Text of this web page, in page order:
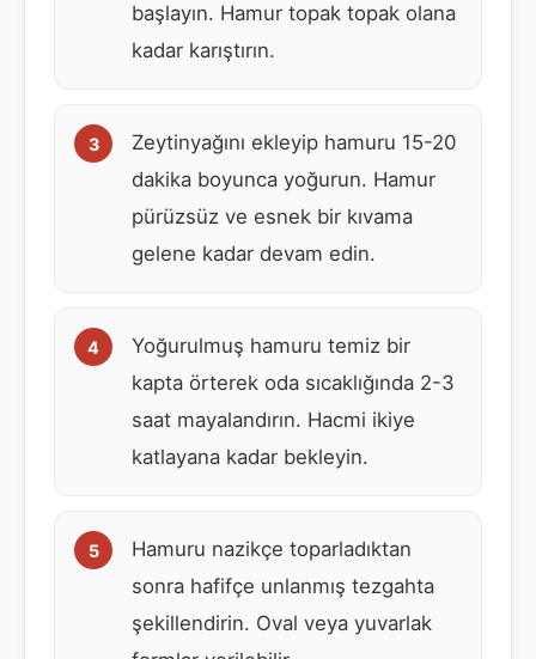
başlayın. Hamur topak topak olana
kadar karıştırın.
Zeytinyağını ekleyip hamuru 15-20
dakika boyunca yoğurun. Hamur
pürüzsüz ve esnek bir kıvama
gelene kadar devam edin.
Yoğurulmuş hamuru temiz bir
kapta örterek oda sıcaklığında 2-3
saat mayalandırın. Hacmi ikiye
katlayana kadar bekleyin.
Hamuru nazikçe toparladıktan
sonra hafifçe unlanmış tezgahta
şekillendirin. Oval veya yuvarlak